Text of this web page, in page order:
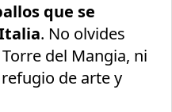
que se
. No olvides
del Mangia, ni
de arte y